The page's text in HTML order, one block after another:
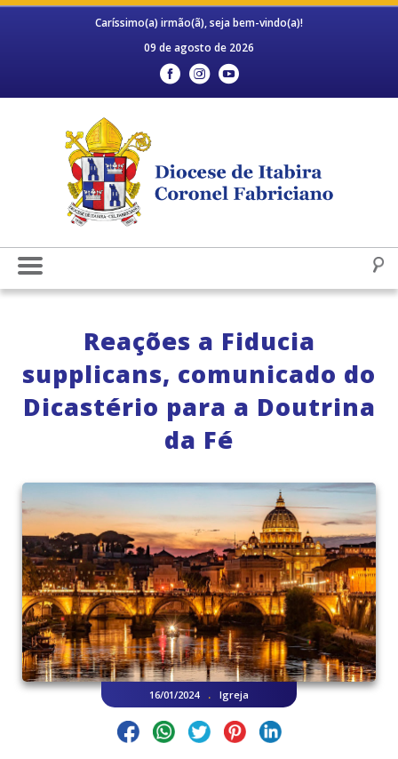
Caríssimo(a) irmão(ã), seja bem-vindo(a)!
09 de agosto de 2026
Reações a Fiducia
supplicans, comunicado do
Dicastério para a Doutrina
da Fé
16/01/2024 . Igreja